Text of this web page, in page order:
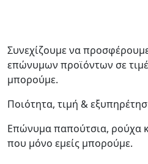
Συνεχίζουμε να
επώνυμων προϊόντων σε
μπορούμε.
Ποιότητα, τιμή &
Επώνυμα παπούτσια, ρούχα
που μόνο εμείς μπορούμε.